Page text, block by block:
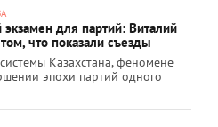
для партий: Виталий
что показали съезды
Казахстана, феномене
эпохи партий одного